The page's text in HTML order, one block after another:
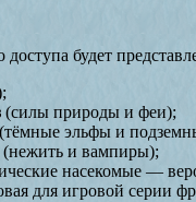
доступа будет
(силы природы и феи);
(тёмные эльфы и
(нежить и вампиры);
насекомые —
для игровой серии